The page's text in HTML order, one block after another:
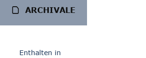
ARCHIVALE
Enthalten in